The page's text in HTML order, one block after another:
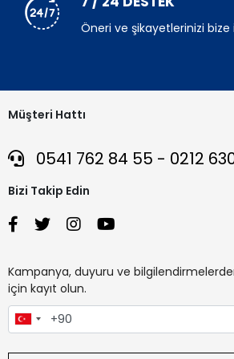
Öneri ve şikayetlerinizi bize
Müşteri Hattı
0541 762 84 55 - 0212
Bizi Takip Edin
Kampanya, duyuru ve
için kayıt olun.